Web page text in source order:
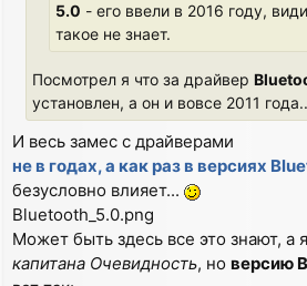
5.0 - его ввели в 2016 году,
такое не знает.
Посмотрел я что за драйвер
установлен, а он и вовсе 2011
И весь замес с драйверами
не в годах, а как раз в версиях
безусловно влияет...
Bluetooth_5.0.png
Может быть здесь все это знают, а
капитана Очевидность, но версию